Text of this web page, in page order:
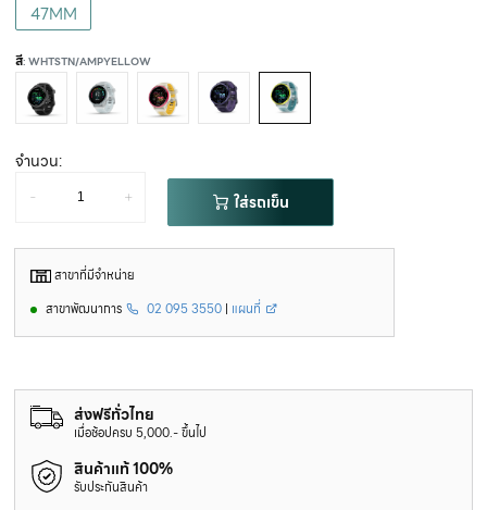
47MM
สี: WHTSTN/AMPYELLOW
จำนวน:
-
+ ใส่รถเข็น
สาขาที่มีจำหน่าย
สาขาพัฒนาการ
02 095 3550| แผนที่
ส่งฟรีทั่วไทย
เมื่อช้อปครบ 5,000.- ขึ้นไป
สินค้าแท้ 100%
รับประกันสินค้า